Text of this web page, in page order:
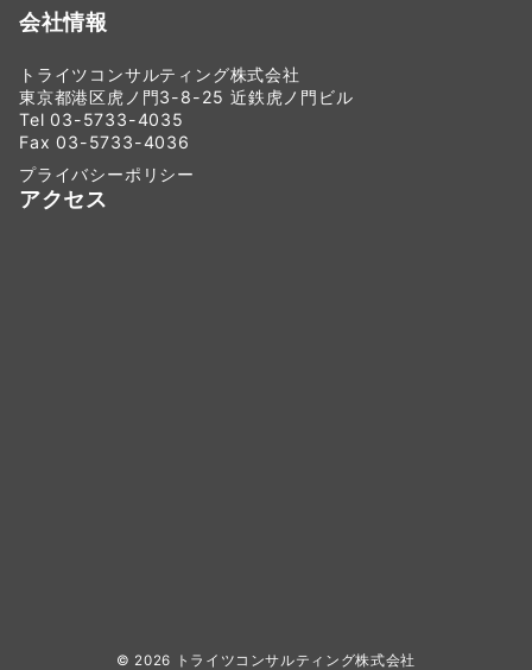
会社情報
トライツコンサルティング株式会社
東京都港区虎ノ門3-8-25 近鉄虎ノ門ビル
Tel 03-5733-4035
Fax 03-5733-4036
プライバシーポリシー
アクセス
© 2026 トライツコンサルティング株式会社